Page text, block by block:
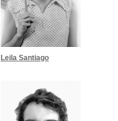
Leila Santiago